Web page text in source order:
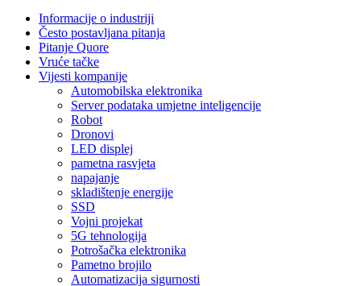
Informacije o industriji
Često postavljana pitanja
Pitanje Quore
Vruće tačke
Vijesti kompanije
Automobilska elektronika
Server podataka umjetne inteligencije
Robot
Dronovi
LED displej
pametna rasvjeta
napajanje
skladištenje energije
SSD
Vojni projekat
5G tehnologija
Potrošačka elektronika
Pametno brojilo
Automatizacija sigurnosti